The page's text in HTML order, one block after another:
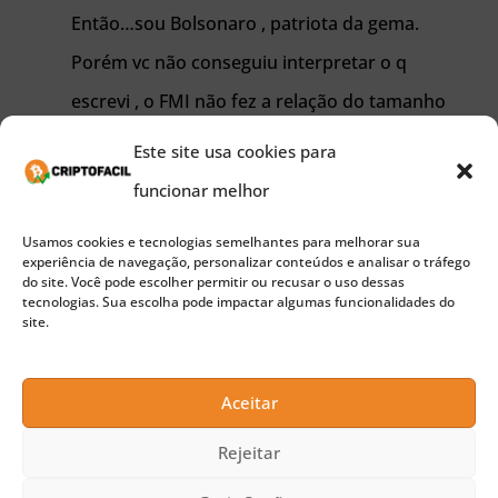
Este site usa cookies para
funcionar melhor
Usamos cookies e tecnologias semelhantes para melhorar sua
experiência de navegação, personalizar conteúdos e analisar o tráfego
do site. Você pode escolher permitir ou recusar o uso dessas
tecnologias. Sua escolha pode impactar algumas funcionalidades do
site.
Aceitar
Rejeitar
Então…sou Bolsonaro , patriota da gema.
Porém vc não conseguiu interpretar o q
escrevi , o FMI não fez a relação do tamanho
da população . É preciso saber ler e
interpretar , a China que existe a mais de 5
patamar financeiro, mesmo tendo a maior e
mais barata mão de obra do mundo. Com
ainda é um país miserável, por que não tem
uma agricultura capaz de alimentar seu
povo.a referencua q fiz do ? e da soja é por
que essa dois produtos é o calcar de Aquiles